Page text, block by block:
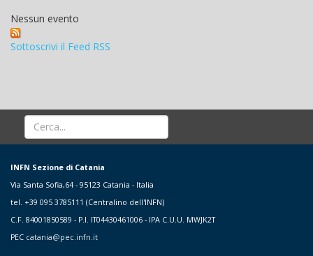
Nessun evento
Sottoscrivi il Feed RSS
INFN Sezione di Catania
Via Santa Sofia,64 - 95123 Catania - Italia
tel. +39 095 3785111 (Centralino dell'INFN)
C.F. 84001850589 - P.I. IT04430461006 - IPA C.U.U. MWJK2T
PEC catania@pec.infn.it